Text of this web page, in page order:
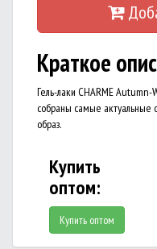
Краткое
Гель-лаки CHARME
собраны самые актуальные
образ.
Купить
оптом:
Купить оптом